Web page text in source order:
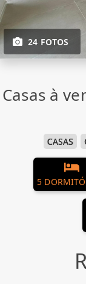
24 FOTOS
Casas à
CASAS
5